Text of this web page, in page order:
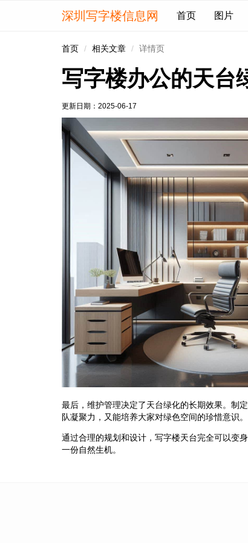
深圳写字楼信息网 首页 图片
首页 相关文章 详情页
写字楼办公的天台
更新日期： 2025-06-17
最后，维护管理决定了天台绿化的长期效果。制
队凝聚力，又能培养大家对绿色空间的珍惜意识。
通过合理的规划和设计，写字楼天台完全可以变
一份自然生机。